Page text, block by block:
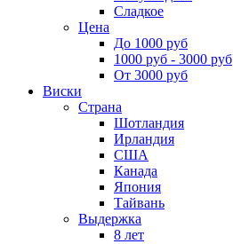
Сладкое
Цена
До 1000 руб
1000 руб - 3000 руб
От 3000 руб
Виски
Страна
Шотландия
Ирландия
США
Канада
Япония
Тайвань
Выдержка
8 лет